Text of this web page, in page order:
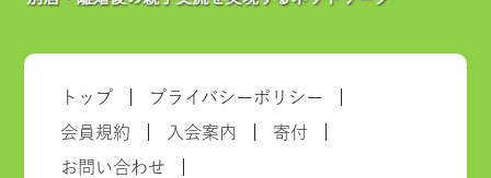
トップ プライバシーポリシー
会員規約 入会案内 寄付
お問い合わせ